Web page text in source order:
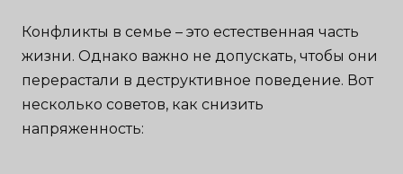
Конфликты в семье – это естественная часть
жизни. Однако важно не допускать, чтобы они
перерастали в деструктивное поведение. Вот
несколько советов, как снизить
напряженность: